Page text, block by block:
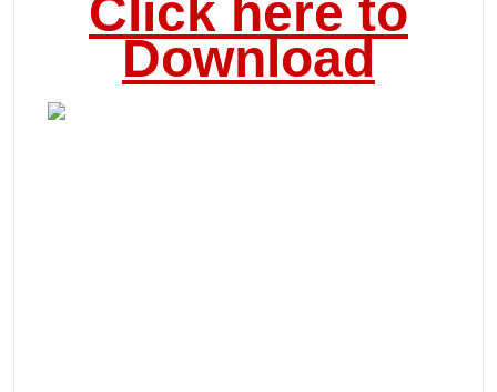
Click here to
Download